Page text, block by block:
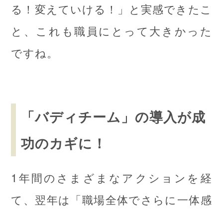
る！変えていける！」と実感できたこ
と、これも職員にとって大きかった
ですね。
「バディチーム」の導入が成
功のカギに！
1年間のさまざまなアクションを経
て、翌年は「職場全体でさらに一体感